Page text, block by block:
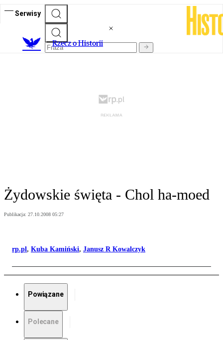
Serwisy
Rzecz o Historii
Żydowskie święta - Chol ha-moed
Publikacja: 27.10.2008 05:27
rp.pl, Kuba Kamiński, Janusz R Kowalczyk
Powiązane
Polecane